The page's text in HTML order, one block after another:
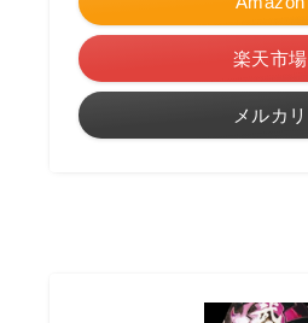
楽天市場
メルカリ